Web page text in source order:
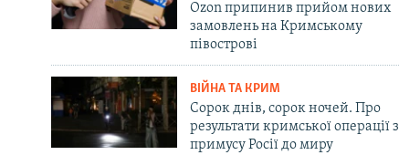
Ozon припинив прийом нових
замовлень на Кримському
півострові
ВІЙНА ТА КРИМ
Сорок днів, сорок ночей. Про
результати кримської операції з
примусу Росії до миру